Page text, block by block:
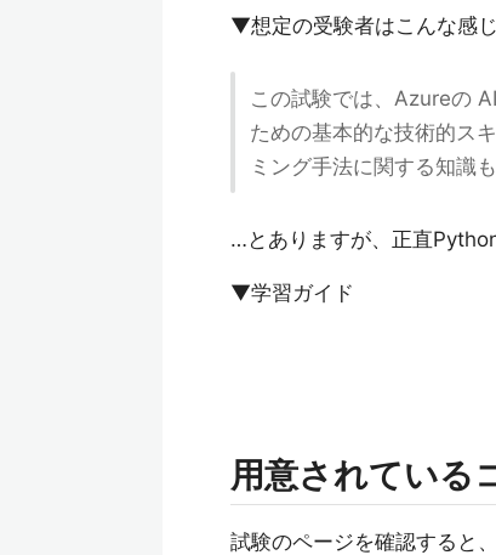
▼想定の受験者はこんな感じ
この試験では、Azureの
ための基本的な技術的ス
ミング手法に関する知識
…とありますが、正直
▼学習ガイド
用意されている
試験のページを確認すると